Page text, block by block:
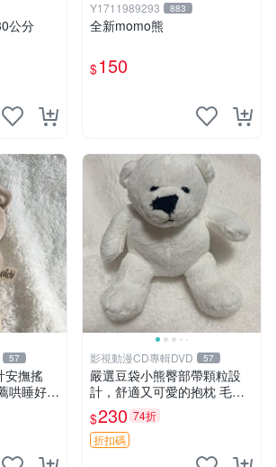
公分
Y1711989293 883
全新momo熊
$150
57
安撫搖
哄睡好選
食環
影視動漫CD專輯DVD 57
嚴選豆袋小熊臀部帶顆粒設
計，舒適又可愛的抱枕 毛絨
抱枕、臀部按摩、坐墊
$230 74折
折扣碼